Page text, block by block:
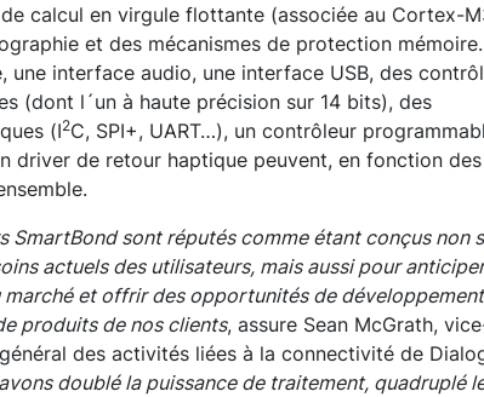
calcul en virgule flottante (associée au Cortex-
et des mécanismes de protection
une interface audio, une interface USB, des
(dont l´un à haute précision sur 14 bits), des
(I2C, SPI+, UART…), un contrôleur
driver de retour haptique peuvent, en fonction des
SmartBond sont réputés comme étant conçus non
actuels des utilisateurs, mais aussi pour anticiper
marché et offrir des opportunités de
produits de nos clients, assure Sean McGrath,
des activités liées à la connectivité de
doublé la puissance de traitement, quadruplé